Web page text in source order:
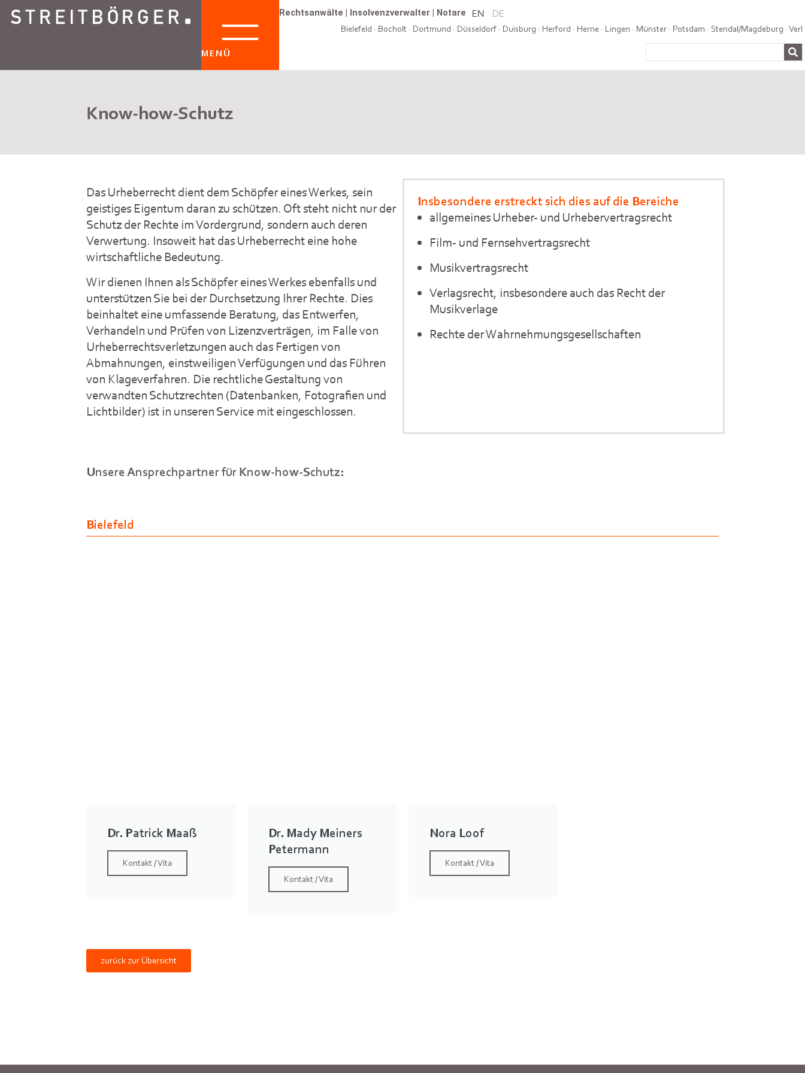
MENÜ
Rechtsanwälte | Insolvenzverwalter | Notare EN DE
Bielefeld · Bocholt· Dortmund · Düsseldorf· Duisburg · Herford · Herne· Lingen · Münster· Potsdam · Stendal/Magdeburg · Verl
Know-how-Schutz
Das Urheberrecht dient dem Schöpfer eines Werkes, sein
geistiges Eigentum daran zu schützen. Oft steht nicht nur der
Schutz der Rechte im Vordergrund, sondern auch deren
Verwertung. Insoweit hat das Urheberrecht eine hohe
wirtschaftliche Bedeutung.
Wir dienen Ihnen als Schöpfer eines Werkes ebenfalls und
unterstützen Sie bei der Durchsetzung Ihrer Rechte. Dies
beinhaltet eine umfassende Beratung, das Entwerfen,
Verhandeln und Prüfen von Lizenzverträgen, im Falle von
Urheberrechtsverletzungen auch das Fertigen von
Abmahnungen, einstweiligen Verfügungen und das Führen
von Klageverfahren. Die rechtliche Gestaltung von
verwandten Schutzrechten (Datenbanken, Fotografien und
Lichtbilder) ist in unseren Service mit eingeschlossen.
Insbesondere erstreckt sich dies auf die Bereiche
allgemeines Urheber- und Urhebervertragsrecht
Film- und Fernsehvertragsrecht
Musikvertragsrecht
Verlagsrecht, insbesondere auch das Recht der
Musikverlage
Rechte der Wahrnehmungsgesellschaften
Unsere Ansprechpartner für Know-how-Schutz:
Bielefeld
Dr. Patrick Maaß
Kontakt / Vita
Dr. Mady Meiners
Petermann
Kontakt / Vita
Nora Loof
Kontakt / Vita
zurück zur Übersicht